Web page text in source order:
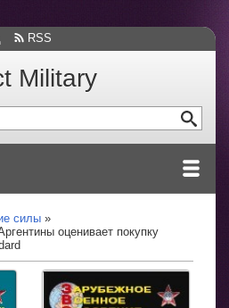
RSS
Military
силы
оценивает покупку